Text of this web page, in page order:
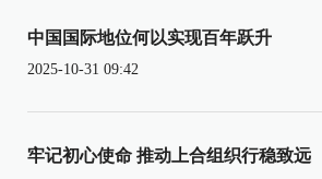
中国国际地位何以实现百年跃升
2025-10-31 09:42
牢记初心使命 推动上合组织行稳致远